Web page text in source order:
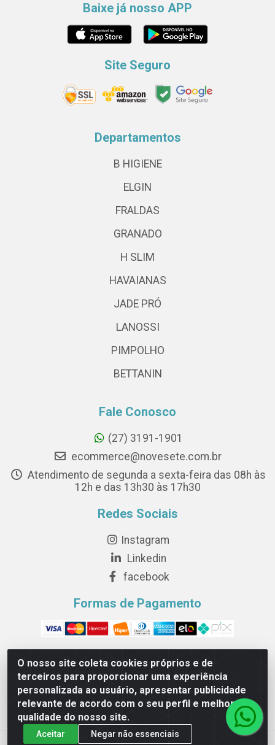
O nosso site coleta cookies próprios e de
terceiros para proporcionar uma experiência
personalizada ao usuário, apresentar publicidade
relevante de acordo com o seu perfil e melhorar a
qualidade do nosso site.
Aceitar Negar não essenciais
Baixe já nosso APP
Site Seguro
Departamentos
B HIGIENE
ELGIN
FRALDAS
GRANADO
H SLIM
HAVAIANAS
JADE PRÓ
LANOSSI
PIMPOLHO
BETTANIN
Fale Conosco
(27) 3191-1901
ecommerce@novesete.com.br
Atendimento de segunda a sexta-feira das 08h às
12h e das 13h30 às 17h30
Redes Sociais
Instagram
Linkedin
facebook
Formas de Pagamento
Novesete Distribuidora LTDA - Avenida Setecentos, S/N,
Terminal Intermodal da Serra, Serra/ES - CEP 29161-414 -
CNPJ 29.479.604/0001-44